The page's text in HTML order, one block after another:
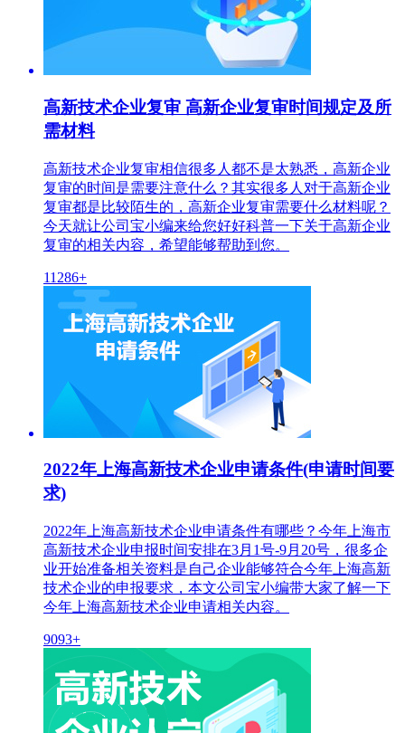
高新技术企业复审 高新企业复审时间规定及所
需材料
高新技术企业复审相信很多人都不是太熟悉，高新企业
复审的时间是需要注意什么？其实很多人对于高新企业
复审都是比较陌生的，高新企业复审需要什么材料呢？
今天就让公司宝小编来给您好好科普一下关于高新企业
复审的相关内容，希望能够帮助到您。
11286+
2022年上海高新技术企业申请条件(申请时间要
求)
2022年上海高新技术企业申请条件有哪些？今年上海市
高新技术企业申报时间安排在3月1号-9月20号，很多企
业开始准备相关资料是自己企业能够符合今年上海高新
技术企业的申报要求，本文公司宝小编带大家了解一下
今年上海高新技术企业申请相关内容。
9093+